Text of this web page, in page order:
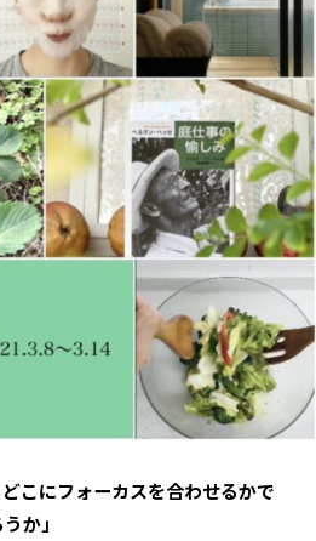
こにフォーカスを合わせるかで
か」